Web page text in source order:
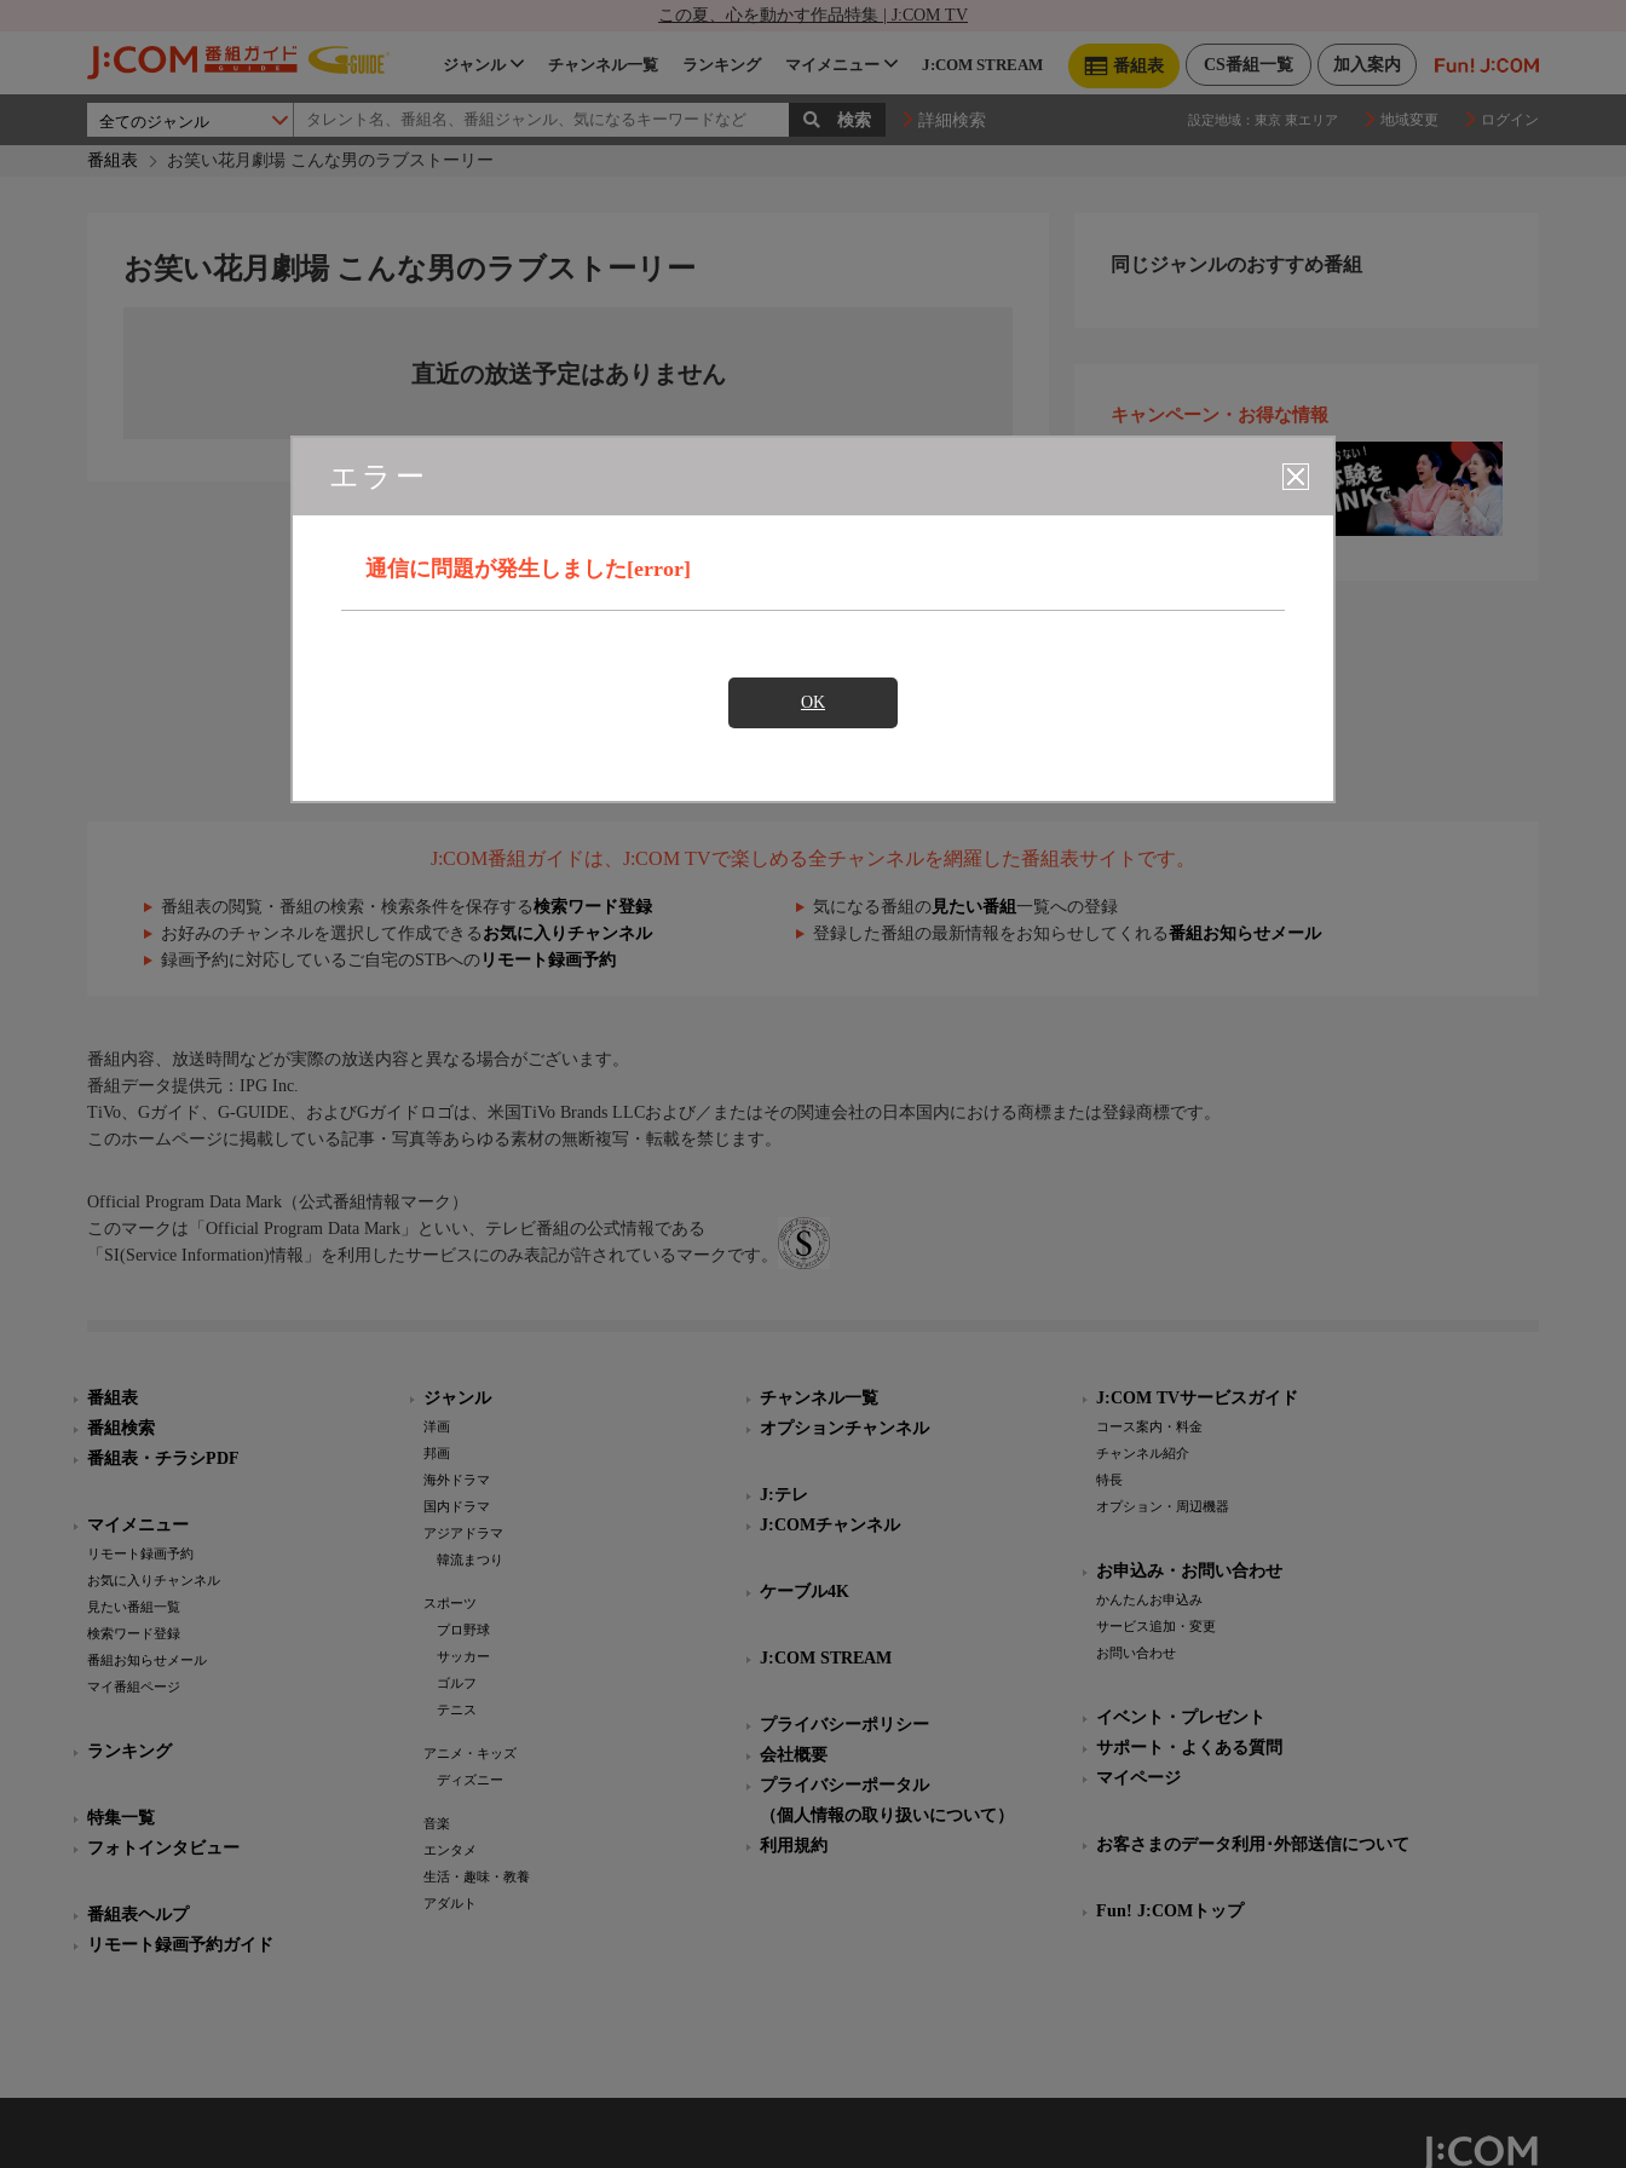
この夏、心を動かす作品特集 | J:COM TV
加入案内
CS番組一覧
番組表
ジャンル チャンネル一覧 ランキング マイメニュー J:COM STREAM
詳細検索 設定地域： 東京 東エリア 地域変更 ログイン
番組表 お笑い花月劇場 こんな男のラブストーリー
エラー
通信に問題が発生しました[error]
OK
お笑い花月劇場 こんな男のラブストーリー
直近の放送予定はありません
同じジャンルのおすすめ番組
キャンペーン・お得な情報
J:COM番組ガイドは、J:COM TVで楽しめる全チャンネルを網羅した番組表サイトです。
番組表の閲覧・番組の検索・検索条件を保存する検索ワード登録 気になる番組の 見たい番組 一覧への登録
お好みのチャンネルを選択して作成できる お気に入りチャンネル 登録した番組の最新情報をお知らせしてくれる番組お知らせメール
録画予約に対応しているご自宅のSTBへの リモート録画予約
番組内容、放送時間などが実際の放送内容と異なる場合がございます。
番組データ提供元：IPG Inc.
TiVo、Gガイド、G-GUIDE、およびGガイドロゴは、米国TiVo Brands LLCおよび／またはその関連会社の日本国内における商標または登録商標です。
このホームページに掲載している記事・写真等あらゆる素材の無断複写・転載を禁じます。
Official Program Data Mark（公式番組情報マーク）
このマークは「Official Program Data Mark」といい、テレビ番組の公式情報である
「SI(Service Information)情報」を利用したサービスにのみ表記が許されているマークです。
番組表
番組検索
番組表・チラシPDF
マイメニュー
リモート録画予約
お気に入りチャンネル
見たい番組一覧
検索ワード登録
番組お知らせメール
マイ番組ページ
ランキング
特集一覧
フォトインタビュー
番組表ヘルプ
リモート録画予約ガイド
ジャンル
洋画
邦画
海外ドラマ
国内ドラマ
アジアドラマ
韓流まつり
スポーツ
プロ野球
サッカー
ゴルフ
テニス
アニメ・キッズ
ディズニー
音楽
エンタメ
生活・趣味・教養
アダルト
チャンネル一覧
オプションチャンネル
J:テレ
J:COMチャンネル
ケーブル4K
J:COM STREAM
プライバシーポリシー
会社概要
プライバシーポータル
（個人情報の取り扱いについて）
利用規約
J:COM TVサービスガイド
コース案内・料金
チャンネル紹介
特長
オプション・周辺機器
お申込み・お問い合わせ
かんたんお申込み
サービス追加・変更
お問い合わせ
イベント・プレゼント
サポート・よくある質問
マイページ
お客さまのデータ利用･外部送信について
Fun! J:COMトップ